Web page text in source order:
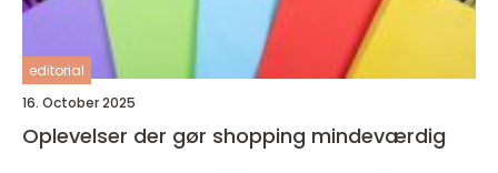
editorial
16. October 2025
Oplevelser der gør shopping mindeværdig